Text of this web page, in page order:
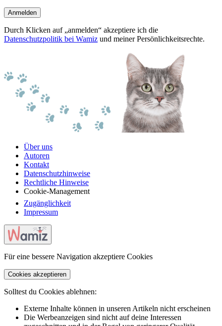
Anmelden
Durch Klicken auf „anmelden“ akzeptiere ich die
Datenschutzpolitik bei Wamiz und meiner Persönlichkeitsrechte.
Über uns
Autoren
Kontakt
Datenschutzhinweise
Rechtliche Hinweise
Cookie-Management
Zugänglichkeit
Impressum
Für eine bessere Navigation akzeptiere Cookies
Cookies akzeptieren
Solltest du Cookies ablehnen:
Externe Inhalte können in unseren Artikeln nicht erscheinen
Die Werbeanzeigen sind nicht auf deine Interessen